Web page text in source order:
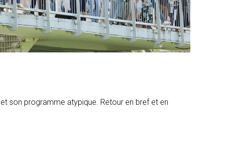
son programme atypique. Retour en bref et en